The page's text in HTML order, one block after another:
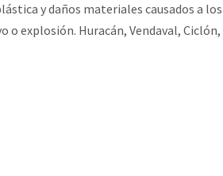
y daños materiales causados a los
explosión. Huracán, Vendaval, Ciclón,